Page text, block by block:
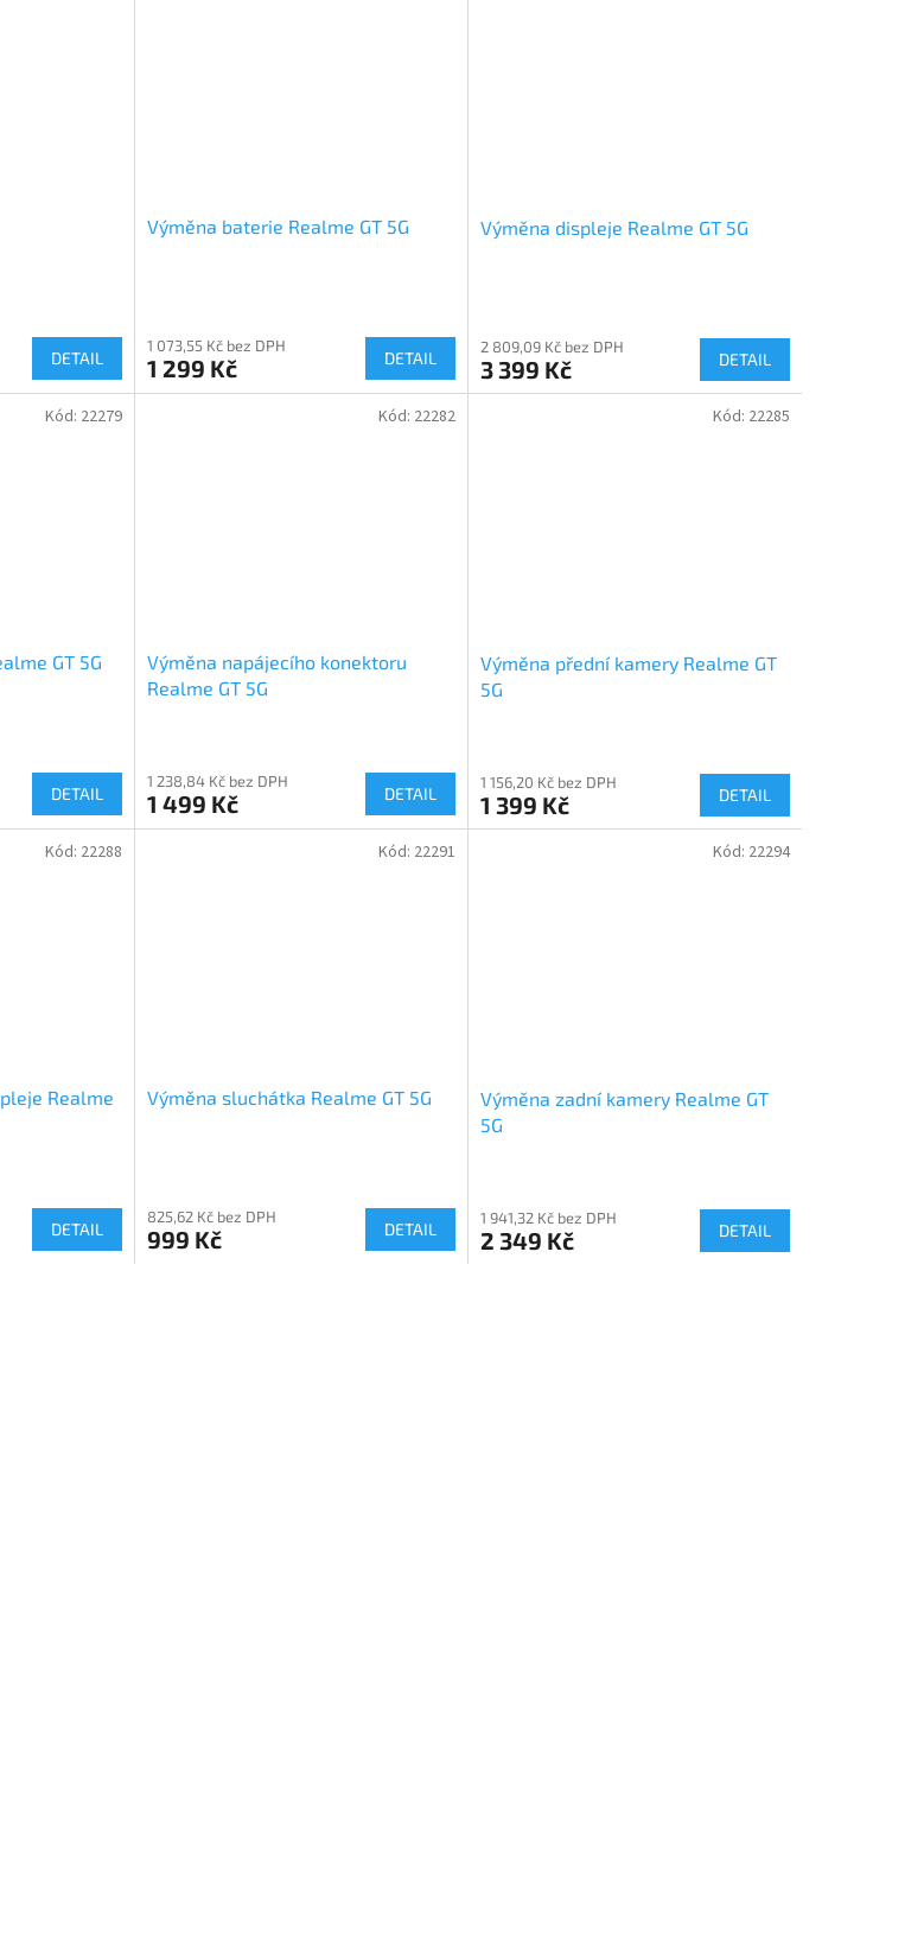
DETAIL
Výměna baterie Realme GT 5G
1 073,55 Kč bez DPH
1 299 Kč DETAIL
Výměna displeje Realme GT 5G
2 809,09 Kč bez DPH
3 399 Kč DETAIL
GT 5G
DETAIL
Kód: 22279
Výměna napájecího konektoru
Realme GT 5G
1 238,84 Kč bez DPH
1 499 Kč DETAIL
Kód: 22282
Výměna přední kamery Realme GT
5G
1 156,20 Kč bez DPH
1 399 Kč DETAIL
Kód: 22285
Realme
DETAIL
Kód: 22288
Výměna sluchátka Realme GT 5G
825,62 Kč bez DPH
999 Kč DETAIL
Kód: 22291
Výměna zadní kamery Realme GT
5G
1 941,32 Kč bez DPH
2 349 Kč DETAIL
Kód: 22294